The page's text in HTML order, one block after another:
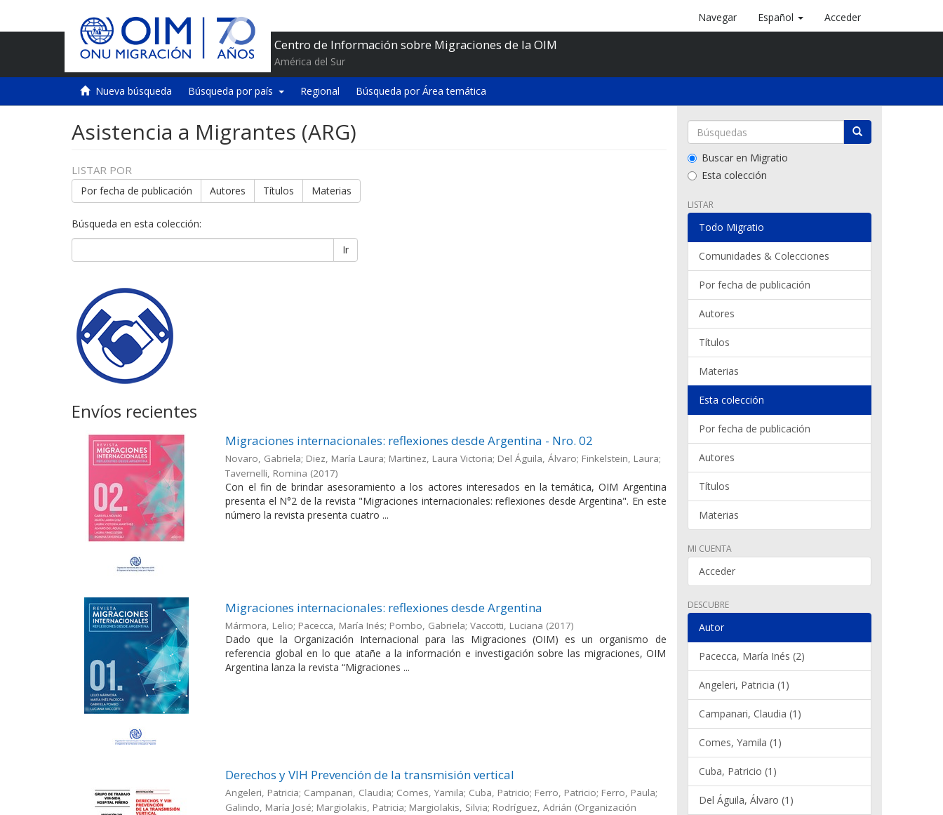
Centro de Información sobre Migraciones de la OIM
América del Sur
Navegar Español Acceder
Nueva búsqueda Búsqueda por país Regional Búsqueda por Área temática
Asistencia a Migrantes (ARG)
LISTAR POR
Por fecha de publicación Autores Títulos Materias
Búsqueda en esta colección:
Ir
Envíos recientes
Migraciones internacionales: reflexiones desde Argentina - Nro. 02
Novaro, Gabriela; Diez, María Laura; Martinez, Laura Victoria; Del Águila, Álvaro; Finkelstein, Laura;
Tavernelli, Romina (2017)
Con el fin de brindar asesoramiento a los actores interesados en la temática, OIM Argentina
presenta el N°2 de la revista "Migraciones internacionales: reflexiones desde Argentina". En este
número la revista presenta cuatro ...
Migraciones internacionales: reflexiones desde Argentina
Mármora, Lelio; Pacecca, María Inés; Pombo, Gabriela; Vaccotti, Luciana (2017)
Dado que la Organización Internacional para las Migraciones (OIM) es un organismo de
referencia global en lo que atañe a la información e investigación sobre las migraciones, OIM
Argentina lanza la revista “Migraciones ...
Derechos y VIH Prevención de la transmisión vertical
Angeleri, Patricia; Campanari, Claudia; Comes, Yamila; Cuba, Patricio; Ferro, Patricio; Ferro, Paula;
Galindo, María José; Margiolakis, Patricia; Margiolakis, Silvia; Rodríguez, Adrián (Organización
Buscar en Migratio
Esta colección
LISTAR
Todo Migratio
Comunidades & Colecciones
Por fecha de publicación
Autores
Títulos
Materias
Esta colección
Por fecha de publicación
Autores
Títulos
Materias
MI CUENTA
Acceder
DESCUBRE
Autor
Pacecca, María Inés (2)
Angeleri, Patricia (1)
Campanari, Claudia (1)
Comes, Yamila (1)
Cuba, Patricio (1)
Del Águila, Álvaro (1)